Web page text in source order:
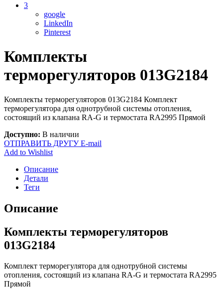
3
google
LinkedIn
Pinterest
Комплекты
терморегуляторов 013G2184
Комплекты терморегуляторов 013G2184 Комплект
терморегулятора для однотрубной системы отопления,
состоящий из клапана RA-G и термостата RA2995 Прямой
Доступно: В наличии
ОТПРАВИТЬ ДРУГУ E-mail
Add to Wishlist
Описание
Детали
Теги
Описание
Комплекты терморегуляторов
013G2184
Комплект терморегулятора для однотрубной системы
отопления, состоящий из клапана RA-G и термостата RA2995
Прямой